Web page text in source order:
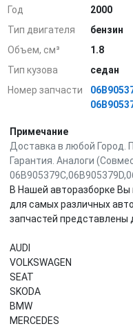
Год
2000
Тип двигателя
бензин
Объем, см³
1.8
Тип кузова
седан
Номер запчасти
Примечание
Доставка в любой Город.
Гарантия. Аналоги
В Нашей авторазборке
для самых различных
запчастей представлены
AUDI
VOLKSWAGEN
SEAT
SKODA
BMW
MERCEDES